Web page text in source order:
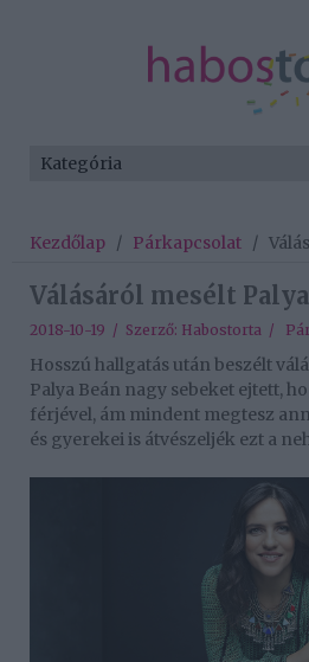
Kezdőlap / Párkapcsolat /
Válásáról mesélt
2018-10-19 / Szerző: Habostorta /
Hosszú hallgatás után beszélt
Palya Beán nagy sebeket ejtett,
férjével, ám mindent megtesz
és gyerekei is átvészeljék ezt a